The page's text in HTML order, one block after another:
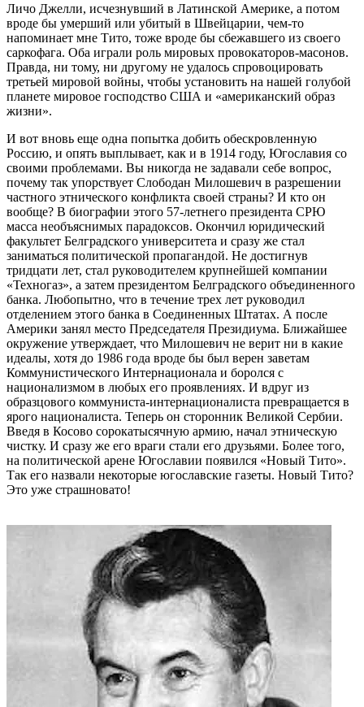
Личо Джелли, исчезнувший в Латинской Америке, а потом
вроде бы умерший или убитый в Швейцарии, чем-то
напоминает мне Тито, тоже вроде бы сбежавшего из своего
саркофага. Оба играли роль мировых провокаторов-масонов.
Правда, ни тому, ни другому не удалось спровоцировать
третьей мировой войны, чтобы установить на нашей голубой
планете мировое господство США и «американский образ
жизни».
И вот вновь еще одна попытка добить обескровленную
Россию, и опять выплывает, как и в 1914 году, Югославия со
своими проблемами. Вы никогда не задавали себе вопрос,
почему так упорствует Слободан Милошевич в разрешении
частного этнического конфликта своей страны? И кто он
вообще? В биографии этого 57-летнего президента СРЮ
масса необъяснимых парадоксов. Окончил юридический
факультет Белградского университета и сразу же стал
заниматься политической пропагандой. Не достигнув
тридцати лет, стал руководителем крупнейшей компании
«Техногаз», а затем президентом Белградского объединенного
банка. Любопытно, что в течение трех лет руководил
отделением этого банка в Соединенных Штатах. А после
Америки занял место Председателя Президиума. Ближайшее
окружение утверждает, что Милошевич не верит ни в какие
идеалы, хотя до 1986 года вроде бы был верен заветам
Коммунистического Интернационала и боролся с
национализмом в любых его проявлениях. И вдруг из
образцового коммуниста-интернационалиста превращается в
ярого националиста. Теперь он сторонник Великой Сербии.
Введя в Косово сорокатысячную армию, начал этническую
чистку. И сразу же его враги стали его друзьями. Более того,
на политической арене Югославии появился «Новый Тито».
Так его назвали некоторые югославские газеты. Новый Тито?
Это уже страшновато!